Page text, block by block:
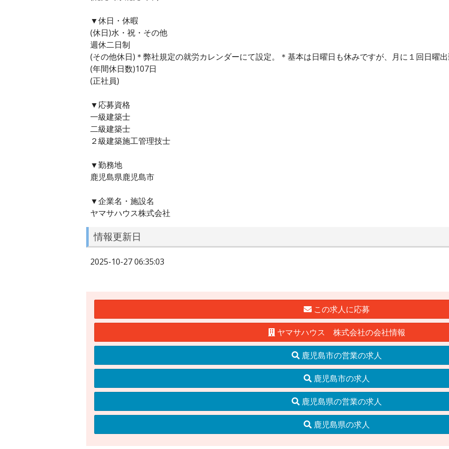
▼休日・休暇
(休日)水・祝・その他
週休二日制
(その他休日)＊弊社規定の就労カレンダーにて設定。＊基本は日曜日も休みですが、月に１回日曜
(年間休日数)107日
(正社員)
▼応募資格
一級建築士
二級建築士
２級建築施工管理技士
▼勤務地
鹿児島県鹿児島市
▼企業名・施設名
ヤマサハウス株式会社
情報更新日
2025-10-27 06:35:03
この求人に応募
ヤマサハウス 株式会社の会社情報
鹿児島市の営業の求人
鹿児島市の求人
鹿児島県の営業の求人
鹿児島県の求人